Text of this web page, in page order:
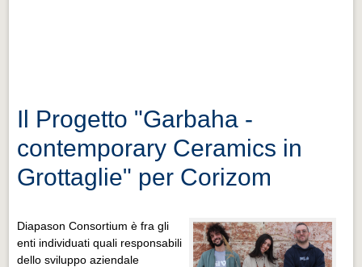
Il Progetto "Garbaha -
contemporary Ceramics in
Grottaglie" per Corizom
Diapason Consortium è fra gli
enti individuati quali responsabili
dello sviluppo aziendale